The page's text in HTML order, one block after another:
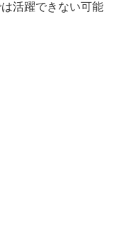
活躍できない可能